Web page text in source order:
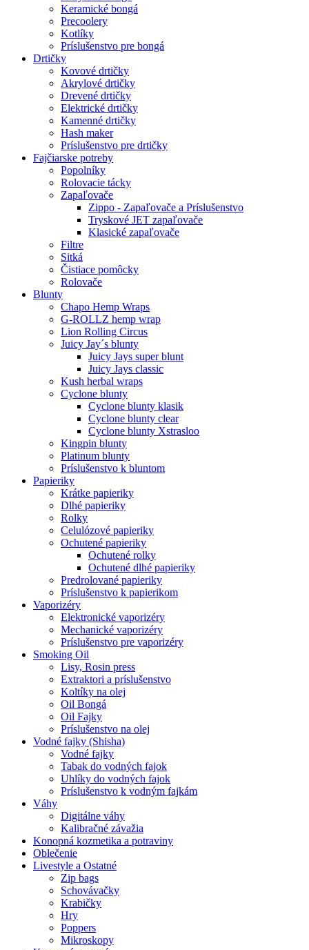
Keramické bongá
Precoolery
Kotlíky
Príslušenstvo pre bongá
Drtičky
Kovové drtičky
Akrylové drtičky
Drevené drtičky
Elektrické drtičky
Kamenné drtičky
Hash maker
Príslušenstvo pre drtičky
Fajčiarske potreby
Popolníky
Rolovacie tácky
Zapaľovače
Zippo - Zapaľovače a Príslušenstvo
Tryskové JET zapaľovače
Klasické zapaľovače
Filtre
Sitká
Čistiace pomôcky
Rolovače
Blunty
Chapo Hemp Wraps
G-ROLLZ hemp wrap
Lion Rolling Circus
Juicy Jay´s blunty
Juicy Jays super blunt
Juicy Jays classic
Kush herbal wraps
Cyclone blunty
Cyclone blunty klasik
Cyclone blunty clear
Cyclone blunty Xstrasloo
Kingpin blunty
Platinum blunty
Príslušenstvo k bluntom
Papieriky
Krátke papieriky
Dlhé papieriky
Rolky
Celulózové papieriky
Ochutené papieriky
Ochutené rolky
Ochutené dlhé papieriky
Predrolované papieriky
Príslušenstvo k papierikom
Vaporizéry
Elektronické vaporizéry
Mechanické vaporizéry
Príslušenstvo pre vaporizéry
Smoking Oil
Lisy, Rosin press
Extraktori a príslušenstvo
Koltíky na olej
Oil Bongá
Oil Fajky
Príslušenstvo na olej
Vodné fajky (Shisha)
Vodné fajky
Tabak do vodných fajok
Uhlíky do vodných fajok
Príslušenstvo k vodným fajkám
Váhy
Digitálne váhy
Kalibračné závažia
Konopná kozmetika a potraviny
Oblečenie
Livestyle a Ostatné
Zip bags
Schovávačky
Krabičky
Hry
Poppers
Mikroskopy